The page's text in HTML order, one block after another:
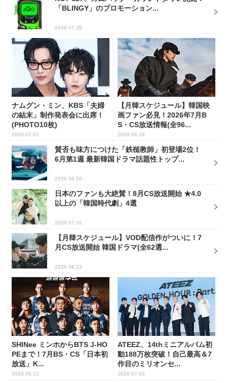
「BLINGY」のプロモーション...
2026.07.29
ナムグン・ミン、KBS「夫婦
の結末」制作発表会に出席！
(PHOTO10枚)
2026.07.01
【月韓スケジュール】韓国映
画ファン必見！2026年7月B
S・CS放送情報(全96...
2026.06.18
賛否も味方につけた「鉄槌教師」初登場2位！
6月第1週 最新韓国ドラマ話題性トップ...
2026.06.10
日本のファンも大絶賛！8月CS放送開始 ★4.0
以上の「韓国時代劇」4選
2026.07.16
【月韓スケジュール】VOD配信作がついに！7
月CS放送開始 韓国ドラマ(全62選...
2026.06.23
SHINee ミンホからBTS J-HO
PEまで！7月BS・CS「日本初
放送」K...
2026.06.12
ATEEZ、14thミニアルバム初
動188万枚突破！自己最高＆7
作目のミリオンセ...
2026.07.03